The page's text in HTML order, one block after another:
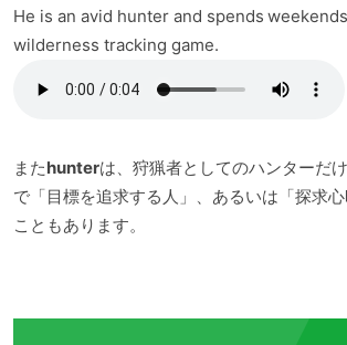
He is an avid hunter and spends
wilderness tracking game.
またhunterは、狩猟者としてのハンターだ
で「目標を追求する人」、あるいは「探求
こともあります。